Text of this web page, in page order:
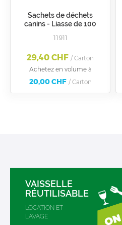
Sachets de déchets
canins - Liasse de 100
11911
29,40 CHF / Carton
Achetez en volume à
20,00 CHF / Carton
VAISSELLE
RÉUTILISABLE
LOCATION ET
LAVAGE